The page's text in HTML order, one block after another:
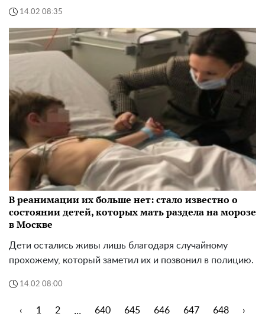
14.02 08:35
В реанимации их больше нет: стало известно о
состоянии детей, которых мать раздела на морозе
в Москве
Дети остались живы лишь благодаря случайному
прохожему, который заметил их и позвонил в полицию.
14.02 08:00
‹ 1 2 ... 640 645 646 647 648 ›